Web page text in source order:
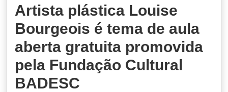
Artista plástica Louise
Bourgeois é tema de aula
aberta gratuita promovida
pela Fundação Cultural
BADESC